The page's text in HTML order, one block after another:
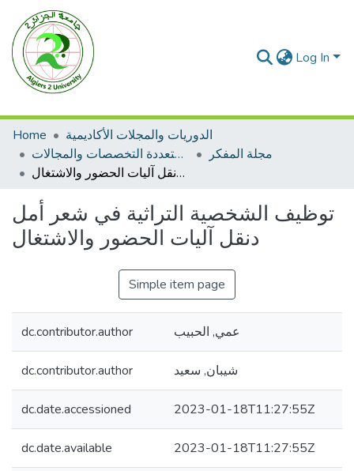
Log In
Home
الدوريات والمجلات الأكاديمية
مجلات متعددة التخصصات والمجالات
مجلة المفكر
توظيف الشخصية التراثية في شعر أمل دنقل آليات الحضور والاشتغال
توظيف الشخصية التراثية في شعر أمل
دنقل آليات الحضور والاشتغال
Simple item page
dc.contributor.author عمي, الحبيب
dc.contributor.author شيبان, سعيد
dc.date.accessioned 2023-01-18T11:27:55Z
dc.date.available 2023-01-18T11:27:55Z